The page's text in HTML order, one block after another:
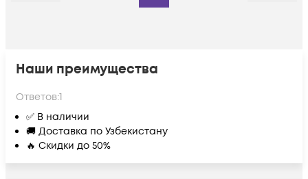
Наши преимущества
Ответов:1
✅ В наличии
🚚 Доставка по Узбекистану
🔥 Скидки до 50%